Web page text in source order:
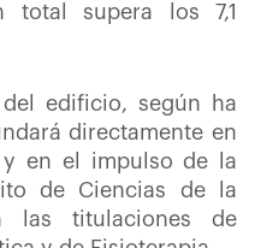
supera los 7,1
edificio, según ha
directamente en
y en el impulso de la
de Ciencias de la
las titulaciones de